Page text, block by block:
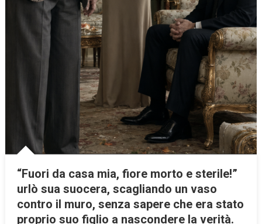
“Fuori da casa mia, fiore morto e sterile!”
urlò sua suocera, scagliando un vaso
contro il muro, senza sapere che era stato
proprio suo figlio a nascondere la verità.